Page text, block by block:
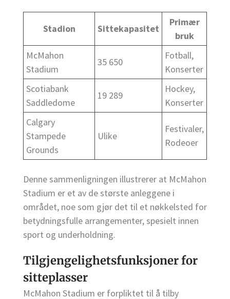
Stadion Sittekapasitet
Primær
bruk
McMahon
Stadium
35 650
Fotball,
Konserter
Scotiabank
Saddledome
19 289
Hockey,
Konserter
Calgary
Stampede
Grounds
Ulike
Festivaler,
Rodeoer
Denne sammenligningen illustrerer at McMahon
Stadium er et av de største anleggene i
området, noe som gjør det til et nøkkelsted for
betydningsfulle arrangementer, spesielt innen
sport og underholdning.
Tilgjengelighetsfunksjoner for
sitteplasser
McMahon Stadium er forpliktet til å tilby